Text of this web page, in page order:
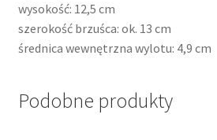
wysokość: 12,5 cm
szerokość brzuśca: ok. 13 cm
średnica wewnętrzna wylotu: 4,9 cm
Podobne produkty